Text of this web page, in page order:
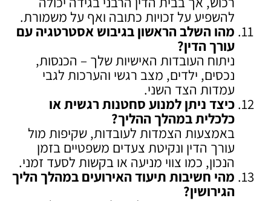
להשפיע על זכויות כתובה ואף על משמורת.
מהו השלב הראשון בגיבוש אסטרטגיה עם
עורך הדין?
ניתוח העובדות האישיות שלך – הכנסות,
נכסים, ילדים, מצב רגשי והערכות לגבי
עמדות הצד השני.
כיצד ניתן למנוע סחטנות רגשית או
כלכלית במהלך ההליך?
באמצעות הצמדות לעובדות, שקיפות מול
עורך הדין ונקיטת צעדים משפטיים בזמן
הנכון, כמו צווי מניעה או בקשות לסעד זמני.
מהי חשיבות תיעוד האירועים במהלך הליך
הגירושין?